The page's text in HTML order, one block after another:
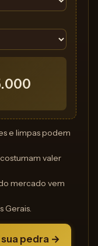
e limpas podem
valer
mercado vem
Gerais.
sua pedra →